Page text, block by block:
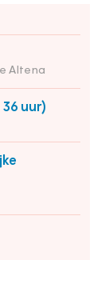
Altena
uur)